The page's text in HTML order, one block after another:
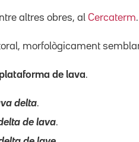
altres obres, al Cercaterm.
morfològicament
plataforma de lava.
delta.
de lava.